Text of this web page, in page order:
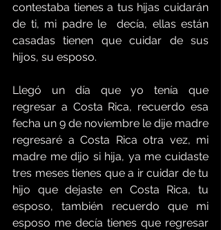
contestaba tienes a tus hijas cuidarán
de ti, mi padre le  decía, ellas están
casadas tienen que cuidar de sus
hijos, su esposo.
Llegó un día que yo tenía que
regresar a Costa Rica, recuerdo esa
fecha un 9 de noviembre le dije madre
regresaré a Costa Rica otra vez, mi
madre me dijo si hija, ya me cuidaste
tres meses tienes que a ir cuidar de tu
hijo que dejaste en Costa Rica, tu
esposo, también recuerdo que mi
esposo me decía tienes que regresar